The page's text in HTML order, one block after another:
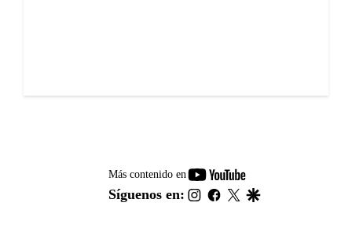
Más contenido en
youtube-
footer
Síguenos en: instagram
facebook
twitter